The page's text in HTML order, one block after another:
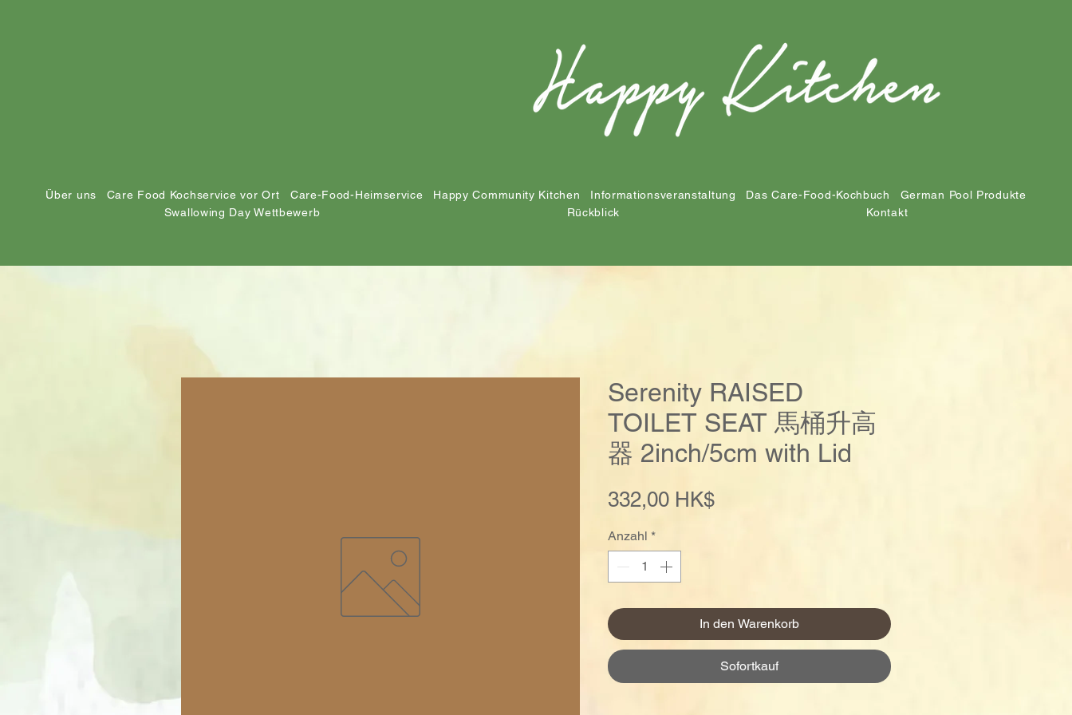
Über uns Care Food Kochservice vor Ort Care-Food-Heimservice Happy Community Kitchen Informationsveranstaltung Das Care-Food-Kochbuch
German Pool Produkte
Swallowing Day Wettbewerb
Rückblick Kontakt
Serenity RAISED
TOILET SEAT 馬桶升高
器 2inch/5cm with Lid
332,00 HK$Preis
Anzahl *
In den Warenkorb
Sofortkauf